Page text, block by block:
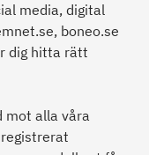
media, digital
boneo.se
dig hitta rätt
mot alla våra